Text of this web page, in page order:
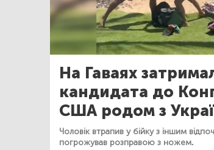
На Гаваях
кандидата до
США родом з
Чоловік втрапив у бійку з іншим
погрожував розправою з ножем.